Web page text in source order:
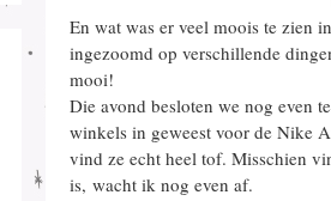
En wat was er veel moois te zien
ingezoomd op verschillende
mooi!
Die avond besloten we nog even
winkels in geweest voor de Nike
vind ze echt heel tof. Misschien
is, wacht ik nog even af.